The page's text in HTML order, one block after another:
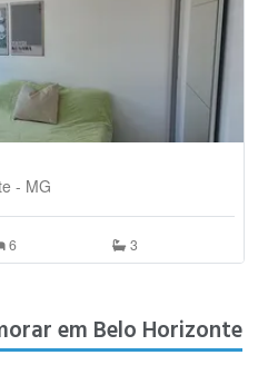
- MG
6 3
em Belo Horizonte